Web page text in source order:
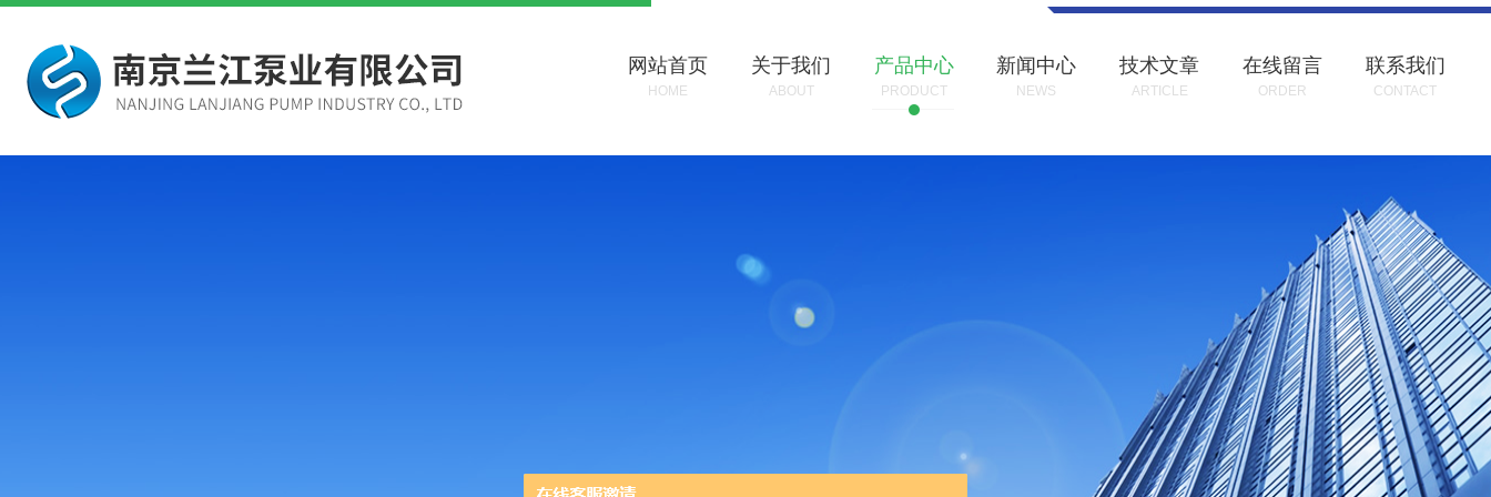
网站首页
HOME
关于我们
ABOUT
产品中心
PRODUCT
新闻中心
NEWS
技术文章
ARTICLE
在线留言
ORDER
联系我们
CONTACT